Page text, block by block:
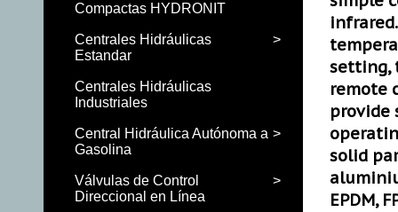
Compactas HYDRONIT
>
Centrales Hidráulicas
Estandar
Centrales Hidráulicas
Industriales
>
Central Hidráulica Autónoma a
Gasolina
>
Válvulas de Control
Direccional en Línea
setting,
remote
provide
solid
EPDM,